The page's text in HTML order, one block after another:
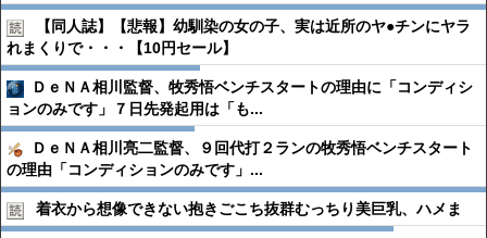
【同人誌】【悲報】幼馴染の女の子、実は近所のヤ●︎チンにヤラ
れまくりで・・・【10円セール】
ＤｅＮＡ相川監督、牧秀悟ベンチスタートの理由に「コンディシ
ョンのみです」７日先発起用は「も...
ＤｅＮＡ相川亮二監督、９回代打２ランの牧秀悟ベンチスタート
の理由「コンディションのみです」...
着衣から想像できない抱きごこち抜群むっちり美巨乳、ハメま